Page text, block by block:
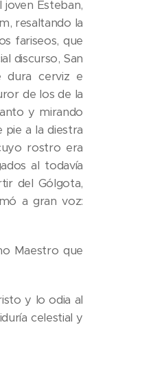
Esteban,
resaltando la
fariseos, que
discurso, San
dura cerviz e
de los de la
y mirando
pie a la diestra
rostro era
al todavía
del Gólgota,
a gran voz:
Maestro que
y lo odia al
celestial y